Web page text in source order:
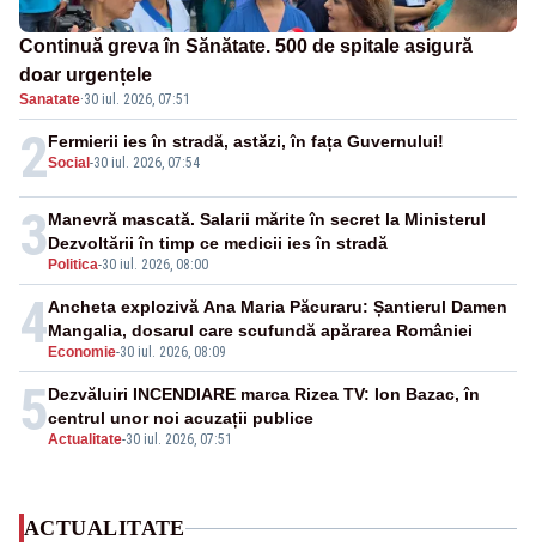
Continuă greva în Sănătate. 500 de spitale asigură
doar urgențele
Sanatate·30 iul. 2026, 07:51
2Social -30 iul. 2026, 07:54
Fermierii ies în stradă, astăzi, în fața Guvernului!
3 Politica-30 iul. 2026, 08:00
Manevră mascată. Salarii mărite în secret la Ministerul
Dezvoltării în timp ce medicii ies în stradă
4 Economie-30 iul. 2026, 08:09
Ancheta explozivă Ana Maria Păcuraru: Șantierul Damen
Mangalia, dosarul care scufundă apărarea României
5Actualitate-30 iul. 2026, 07:51
Dezvăluiri INCENDIARE marca Rizea TV: Ion Bazac, în
centrul unor noi acuzații publice
ACTUALITATE